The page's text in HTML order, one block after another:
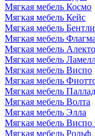
Мягкая мебель Космо
Мягкая мебель Кейс
Мягкая мебель Бентли
Мягкая мебель
Мягкая мебель Алекто
Мягкая мебель
Мягкая мебель Виспо
Мягкая мебель
Мягкая мебель
Мягкая мебель Волта
Мягкая мебель Элла
Мягкая мебель Виспо
Мягкая мебель Рольф